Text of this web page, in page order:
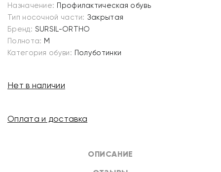
ОПИСАНИЕ
Назначение: Профилактическая обувь
Тип носочной части: Закрытая
Бренд: SURSIL-ORTHO
Полнота: M
Категория обуви: Полуботинки
Нет в наличии
Оплата и доставка